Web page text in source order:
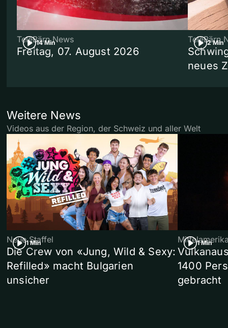
14 Min
TeleBärn News
Freitag, 07. August 2026
2 Min
TeleBärn
neues
Weitere News
Videos aus der Region, der Schweiz und aller Welt
1 Min
Neue Staffel
Die Crew von «Jung, Wild & Sexy:
Refilled» macht Bulgarien
unsicher
1 Min
1400
gebracht